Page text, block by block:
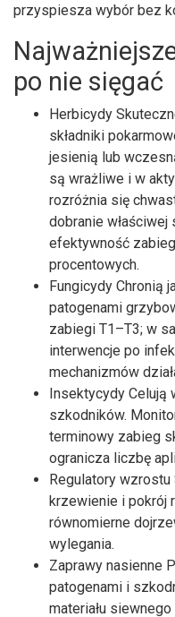
przyspiesza wybór bez
po nie sięgać
Herbicydy
składniki
jesienią lub
są wrażliwe i w
rozróżnia się
dobranie
efektywność
procentowych.
Fungicydy Chronią
patogenami
zabiegi T1–T3; w
interwencje po
mechanizmów
Insektycydy Celują
szkodników.
terminowy zabieg
ogranicza liczbę
Regulatory wzrostu
krzewienie i pokrój
równomierne
wylegania.
Zaprawy nasienne
patogenami i
materiału